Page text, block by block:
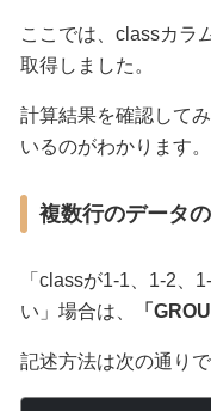
ここでは、classカラ
取得しました。
計算結果を確認して
いるのがわかります。
複数行のデータ
「classが1-1、1-2、
い」場合は、
「
記述方法は次の通りで